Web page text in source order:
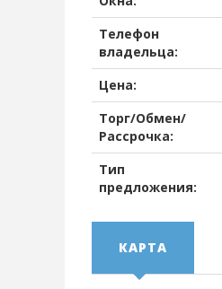
Телефон
владельца:
Цена:
Торг/Обмен/
Рассрочка:
Тип
предложения:
КАРТА